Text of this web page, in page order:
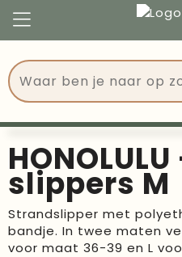
Tassen
Drinkwaren
Events
Give Aways
Congres
Events
Kerst
Verjaardagen
Voetbal, EK en WK
HONOLULU
slippers M
Strandslipper met
bandje. In twee maten
voor maat 36-39 en L